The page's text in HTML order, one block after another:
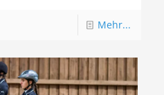
Mehr...